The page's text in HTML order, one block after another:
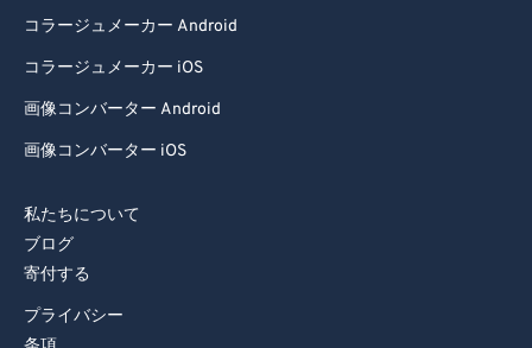
コラージュメーカー Android
コラージュメーカー iOS
画像コンバーター Android
画像コンバーター iOS
私たちについて
ブログ
寄付する
プライバシー